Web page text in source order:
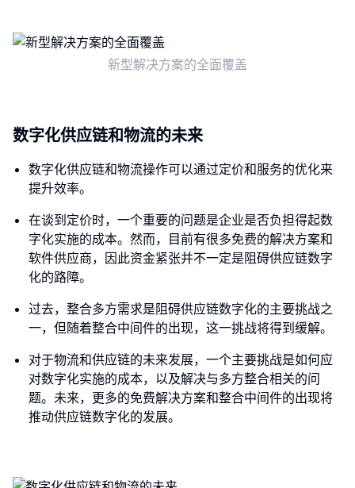
新型解决方案的全面覆盖
数字化供应链和物流的未来
数字化供应链和物流操作可以通过定价和服务的优化来
提升效率。
在谈到定价时，一个重要的问题是企业是否负担得起数
字化实施的成本。然而，目前有很多免费的解决方案和
软件供应商，因此资金紧张并不一定是阻碍供应链数字
化的路障。
过去，整合多方需求是阻碍供应链数字化的主要挑战之
一，但随着整合中间件的出现，这一挑战将得到缓解。
对于物流和供应链的未来发展，一个主要挑战是如何应
对数字化实施的成本，以及解决与多方整合相关的问
题。未来，更多的免费解决方案和整合中间件的出现将
推动供应链数字化的发展。